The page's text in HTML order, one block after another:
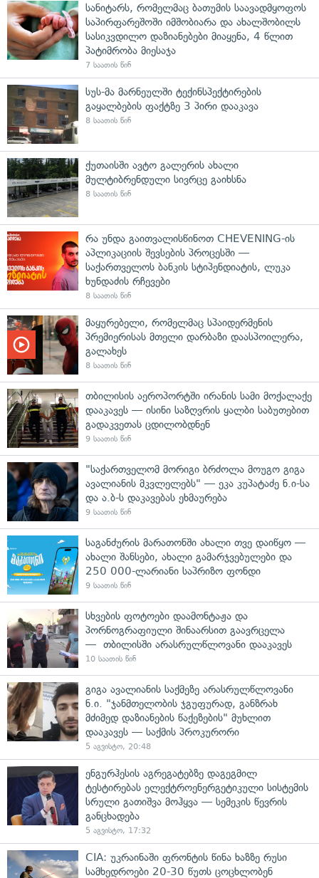
სანიტარს, რომელმაც ბათუმის საავადმყოფოს
საპირფარეშოში იმშობიარა და ახალშობილს
სასიკვდილო დაზიანებები მიაყენა, 4 წლით
პატიმრობა მიესაჯა
7 საათის წინ
სუს-მა მარნეულში ტექინსპექტირების
გაყალბების ფაქტზე 3 პირი დააკავა
8 საათის წინ
ქუთაისში ავტო გალერის ახალი
მულტიბრენდული სივრცე გაიხსნა
8 საათის წინ
რა უნდა გაითვალისწინოთ CHEVENING-ის
აპლიკაციის შევსების პროცესში —
საქართველოს ბანკის სტიპენდიატის, ლუკა
ხუნდაძის რჩევები
8 საათის წინ
მაყურებელი, რომელმაც სპაიდერმენის
პრემიერისას მთელი დარბაზი დაასპოილერა,
გალახეს
8 საათის წინ
თბილისის აეროპორტში ირანის სამი მოქალაქე
დააკავეს — ისინი საზღვრის ყალბი საბუთებით
გადაკვეთას ცდილობდნენ
9 საათის წინ
"საქართველომ მორიგი ბრძოლა მოუგო გიგა
ავალიანის მკვლელებს" — ეკა კუპატაძე ნ.ი-სა
და ა.ბ-ს დაკავებას ეხმაურება
9 საათის წინ
საგანძურის მარათონში ახალი თვე დაიწყო —
ახალი შანსები, ახალი გამარჯვებულები და
250 000-ლარიანი საპრიზო ფონდი
9 საათის წინ
სხვების ფოტოები დაამონტაჟა და
პორნოგრაფიული შინაარსით გაავრცელა
— თბილისში არასრულწლოვანი დააკავეს
10 საათის წინ
გიგა ავალიანის საქმეზე არასრულწლოვანი
ნ.ი. "ჯანმთელობის ჯგუფურად, განზრახ
მძიმედ დაზიანების წაქეზების" მუხლით
დააკავეს — საქმის პროკურორი
5 აგვისტო, 20:48
ენგურჰესის აგრეგატებზე დაგეგმილ
ტესტირებას ელექტროენერგეტიკული სისტემის
სრული გათიშვა მოჰყვა — სემეკის წევრის
განცხადება
5 აგვისტო, 17:32
CIA: უკრაინაში ფრონტის წინა ხაზზე რუსი
სამხედროები 20-30 წუთს ცოცხლობენ